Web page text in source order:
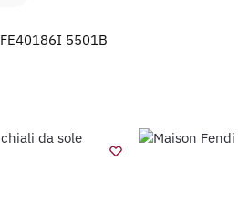
FE40186I 5501B